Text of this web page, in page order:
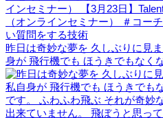
昨日は奇妙な夢を 久しぶりに見
身が 飛行機でも ほうきでもなく